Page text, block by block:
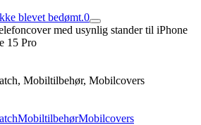
blevet bedømt.0
med usynlig stander til iPhone
15 Pro
Mobiltilbehør, Mobilcovers
MobiltilbehørMobilcovers